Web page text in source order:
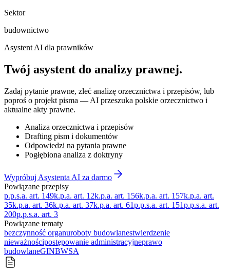
Sektor
budownictwo
Asystent AI dla prawników
Twój asystent do analizy prawnej.
Zadaj pytanie prawne, zleć analizę orzecznictwa i przepisów, lub
poproś o projekt pisma — AI przeszuka polskie orzecznictwo i
aktualne akty prawne.
Analiza orzecznictwa i przepisów
Drafting pism i dokumentów
Odpowiedzi na pytania prawne
Pogłębiona analiza z doktryny
Wypróbuj Asystenta AI za darmo
Powiązane przepisy
p.p.s.a. art. 149k.p.a. art. 12k.p.a. art. 156k.p.a. art. 157k.p.a. art.
35k.p.a. art. 36k.p.a. art. 37k.p.a. art. 61p.p.s.a. art. 151p.p.s.a. art.
200p.p.s.a. art. 3
Powiązane tematy
bezczynność organuroboty budowlanestwierdzenie
nieważnościpostępowanie administracyjneprawo
budowlaneGINBWSA